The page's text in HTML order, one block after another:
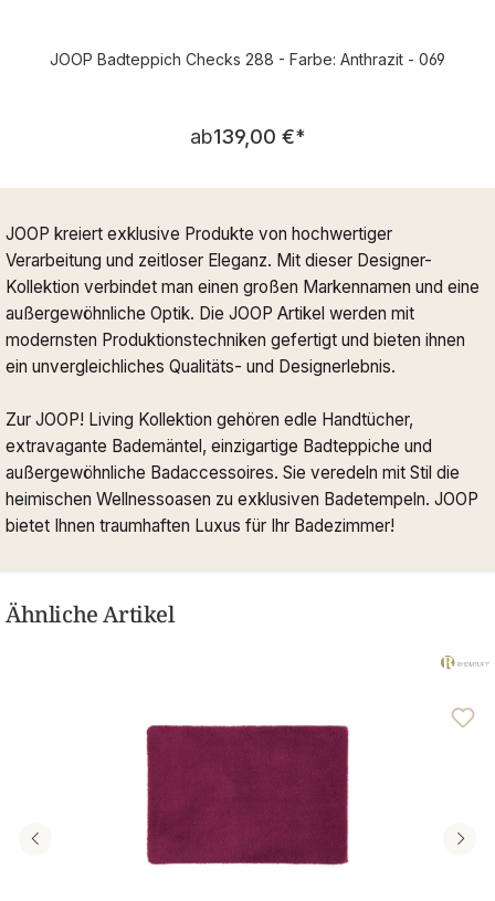
JOOP Badteppich Checks 288 - Farbe: Anthrazit - 069
Regulärer Preis:
ab139,00 €*
JOOP kreiert exklusive Produkte von hochwertiger
Verarbeitung und zeitloser Eleganz. Mit dieser Designer-
Kollektion verbindet man einen großen Markennamen und eine
außergewöhnliche Optik. Die JOOP Artikel werden mit
modernsten Produktionstechniken gefertigt und bieten ihnen
ein unvergleichliches Qualitäts- und Designerlebnis.
Zur JOOP! Living Kollektion gehören edle Handtücher,
extravagante Bademäntel, einzigartige Badteppiche und
außergewöhnliche Badaccessoires. Sie veredeln mit Stil die
heimischen Wellnessoasen zu exklusiven Badetempeln. JOOP
bietet Ihnen traumhaften Luxus für Ihr Badezimmer!
Ähnliche Artikel